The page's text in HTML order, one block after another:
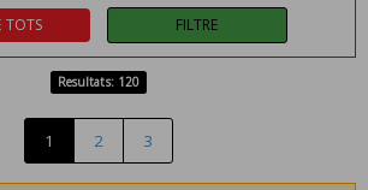
Resultats: 120
1 2 3